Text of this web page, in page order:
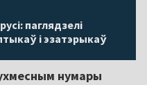
паглядзелі
і эзатэрыкаў
нумары